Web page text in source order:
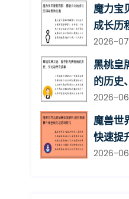
魔力宝
成长历
2026-
黑桃皇
的历史
2026-06-
魔兽世
快速提
2026-